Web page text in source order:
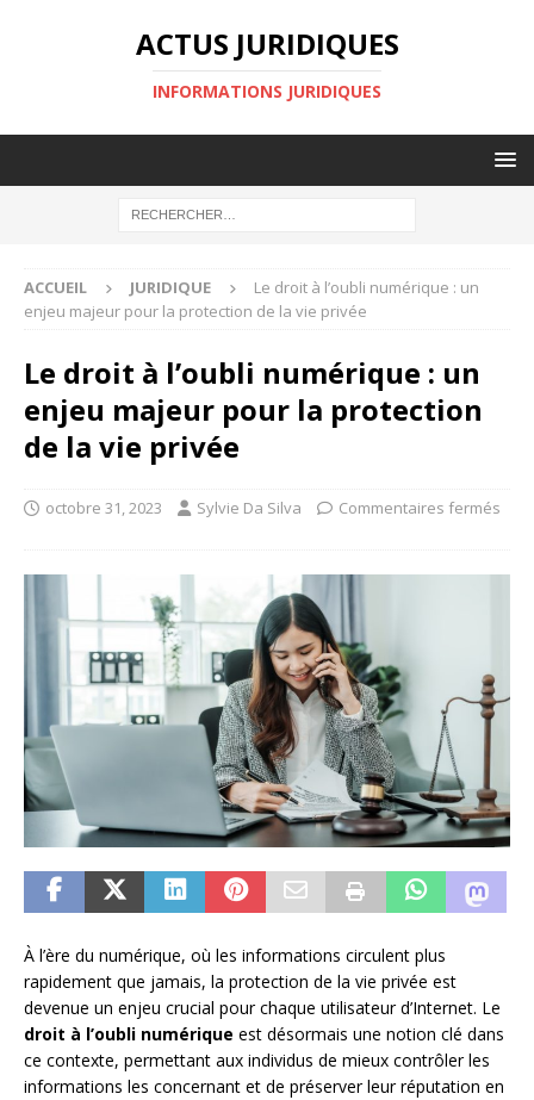
ACTUS JURIDIQUES
INFORMATIONS JURIDIQUES
ACCUEIL JURIDIQUE
Le droit à l’oubli numérique : un
enjeu majeur pour la protection de la vie privée
Le droit à l’oubli numérique : un
enjeu majeur pour la protection
de la vie privée
octobre 31, 2023 Sylvie Da Silva Commentaires fermés
À l’ère du numérique, où les informations circulent plus
rapidement que jamais, la protection de la vie privée est
devenue un enjeu crucial pour chaque utilisateur d’Internet. Le
droit à l’oubli numérique est désormais une notion clé dans
ce contexte, permettant aux individus de mieux contrôler les
informations les concernant et de préserver leur réputation en